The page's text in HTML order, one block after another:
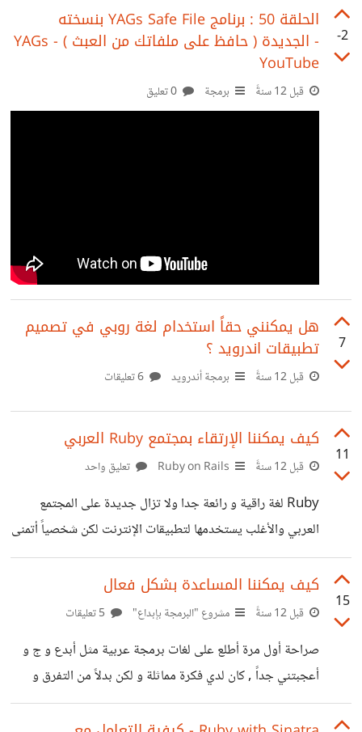
من شكل و إضافات و هي البرامج و الحماية . هل هذا التفكير
سليم أم أنني فسرت الأمر بشكل خاطئ ؟
-2
‫الحلقة 50 : برنامج YAGs Safe File بنسخته
الجديدة ( حافظ على ملفاتك من العبث ) - YAGs‬‎ -
YouTube
قبل 12 سنةً برمجة
7
هل يمكنني حقاً استخدام لغة روبي في تصميم
تطبيقات اندرويد ؟
قبل 12 سنةً برمجة أندرويد
11
كيف يمكننا الإرتقاء بمجتمع Ruby العربي
قبل 12 سنةً تعليق واحد
Ruby لغة راقية و رائعة جدا ولا تزال جديدة على المجتمع
العربي والأغلب يستخدمها لتطبيقات الإنترنت لكن شخصياً أتمنى
أن أجد مصدر واحد جيد يشرح كيفية تصميم واجهات المستخدم
عن طريق Ruby مع بيضة Qt فلم أجد أي مصدر لآ عربي ولا
أجنبي . لذلك أتمنى المشاركة و المساعدة في هذا المجال .
15
كيف يمكننا المساعدة بشكل فعال
قبل 12 سنةً مشروع "البرمجة بإبداع"
صراحة أول مرة أطلع على لغات برمجة عربية مثل أبدع و ج و
أعجبتني جداً , كان لدي فكرة مماثلة و لكن بدلاً من التفرق و
الذهاب كل شخص في جهة لماذا لا يتجمع صانعوا هذه اللغات الـ